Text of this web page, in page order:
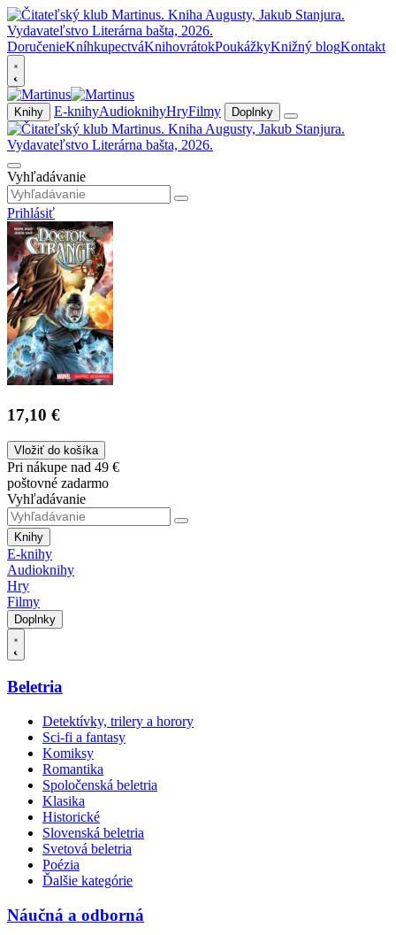
DoručenieKníhkupectváKnihovrátokPoukážkyKnižný blogKontakt
Knihy E-knihyAudioknihyHryFilmy Doplnky
Vyhľadávanie
Prihlásiť
17,10 €
Vložiť do košíka
Pri nákupe nad 49 €
poštovné zadarmo
Vyhľadávanie
Knihy
E-knihy
Audioknihy
Hry
Filmy
Doplnky
Beletria
Detektívky, trilery a horory
Sci-fi a fantasy
Komiksy
Romantika
Spoločenská beletria
Klasika
Historické
Slovenská beletria
Svetová beletria
Poézia
Ďalšie kategórie
Náučná a odborná